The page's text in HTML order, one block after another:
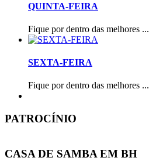
QUINTA-FEIRA
Fique por dentro das melhores ...
SEXTA-FEIRA
Fique por dentro das melhores ...
PATROCÍNIO
CASA DE SAMBA EM BH